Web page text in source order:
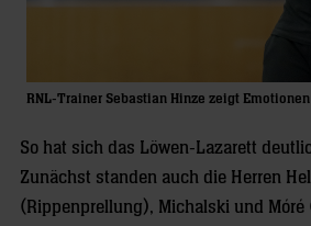
RNL-Trainer Sebastian Hinze zeigt
So hat sich das Löwen-Lazarett
Zunächst standen auch die Herren
(Rippenprellung), Michalski und